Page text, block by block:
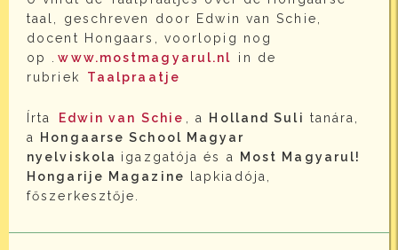
taal, geschreven door Edwin van Schie,
docent Hongaars, voorlopig nog
op .
www.mostmagyarul.nl
in de
rubriek
Taalpraatje
Írta Edwin van Schie , a Holland Suli tanára,
a Hongaarse School Magyar
nyelviskola igazgatója és a Most Magyarul!
Hongarije Magazine lapkiadója,
főszerkesztője.